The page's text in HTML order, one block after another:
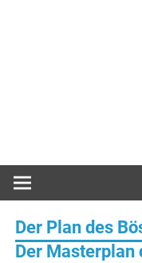
Der Plan des
Der